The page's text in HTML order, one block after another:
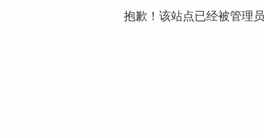
抱歉！该站点已经被管理